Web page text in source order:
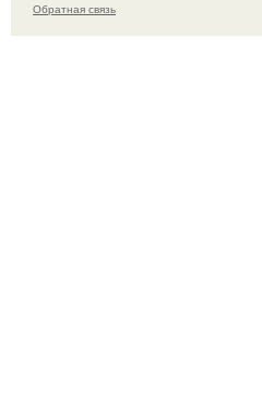
Обратная связь